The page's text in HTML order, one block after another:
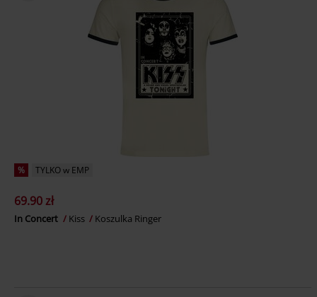
% TYLKO w EMP
69.90 zł
In Concert Kiss Koszulka Ringer